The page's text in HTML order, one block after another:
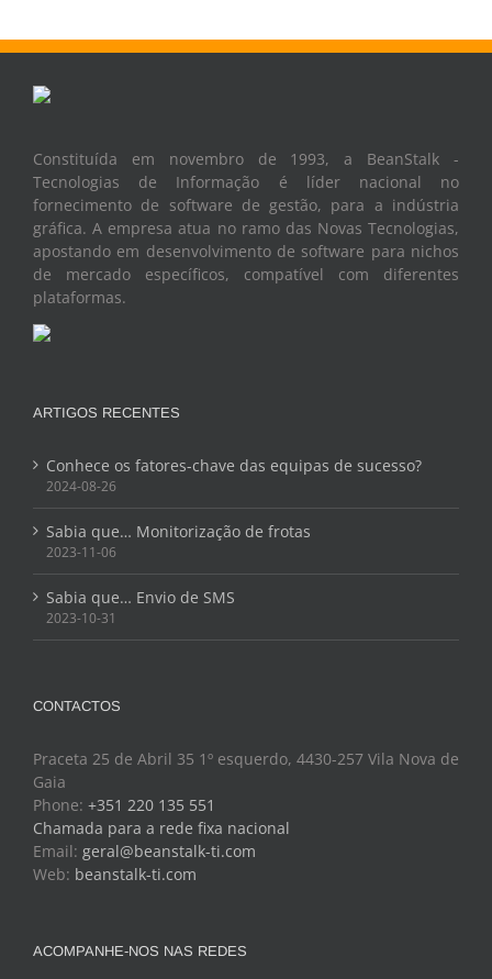
Constituída em novembro de 1993, a BeanStalk -
Tecnologias de Informação é líder nacional no
fornecimento de software de gestão, para a indústria
gráfica. A empresa atua no ramo das Novas Tecnologias,
apostando em desenvolvimento de software para nichos
de mercado específicos, compatível com diferentes
plataformas.
ARTIGOS RECENTES
Conhece os fatores-chave das equipas de sucesso?
2024-08-26
Sabia que… Monitorização de frotas
2023-11-06
Sabia que… Envio de SMS
2023-10-31
CONTACTOS
Praceta 25 de Abril 35 1º esquerdo, 4430-257 Vila Nova de
Gaia
Phone: +351 220 135 551
Chamada para a rede fixa nacional
Email: geral@beanstalk-ti.com
Web: beanstalk-ti.com
ACOMPANHE-NOS NAS REDES